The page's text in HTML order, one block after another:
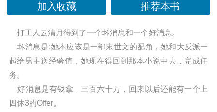
加入收藏
推荐本书
打工人云清月得到了一个坏消息和一个好消息。
坏消息是:她本应该是一部末世文的配角，她和大反派一
起给男主送经验值，她现在得回到那本小说中去，完成任
务。
好消息是有钱拿，三百六十万，回来以后还能有一个上
四休3的Offer。